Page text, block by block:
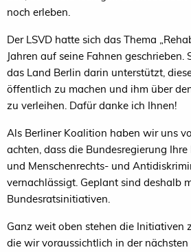
noch erleben.
Der LSVD hatte sich das Thema
Jahren auf seine Fahnen geschrieben.
das Land Berlin darin unterstützt,
öffentlich zu machen und ihm über
zu verleihen. Dafür danke ich Ihnen!
Als Berliner Koalition haben wir uns
achten, dass die Bundesregierung
und Menschenrechts- und
vernachlässigt. Geplant sind deshalb
Bundesratsinitiativen.
Ganz weit oben stehen die Initiativen
die wir voraussichtlich in der